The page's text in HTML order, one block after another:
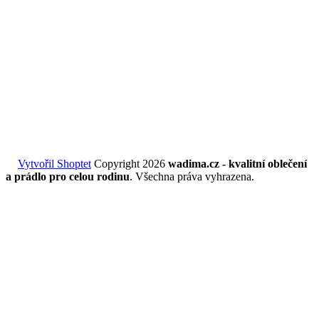
Vytvořil Shoptet Copyright 2026 wadima.cz - kvalitní oblečení
a prádlo pro celou rodinu. Všechna práva vyhrazena.